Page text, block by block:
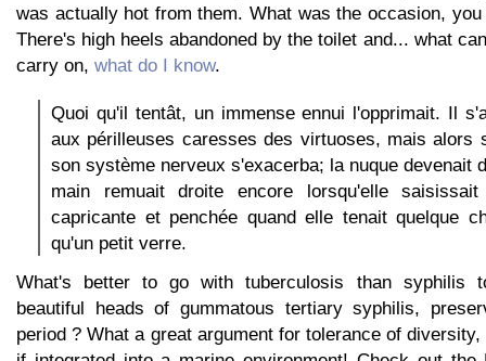
was actually hot from them. What was the occasion,
There's high heels abandoned by the toilet and... what
carry on, what do I know.
Quoi qu'il tentât, un immense ennui l'opprimait. Il
aux périlleuses caresses des virtuoses, mais alors
son système nerveux s'exacerba; la nuque devenait
main remuait droite encore lorsqu'elle
capricante et penchée quand elle tenait quelque
qu'un petit verre.
What's better to go with tuberculosis than syphilis
beautiful heads of gummatous tertiary syphilis,
period ? What a great argument for tolerance of